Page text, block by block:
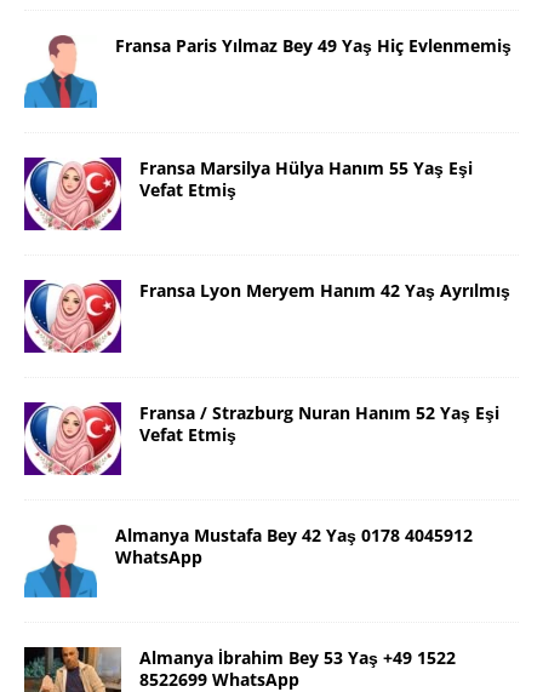
Fransa Paris Yılmaz Bey 49 Yaş Hiç Evlenmemiş
Fransa Marsilya Hülya Hanım 55 Yaş Eşi
Vefat Etmiş
Fransa Lyon Meryem Hanım 42 Yaş Ayrılmış
Fransa / Strazburg Nuran Hanım 52 Yaş Eşi
Vefat Etmiş
Almanya Mustafa Bey 42 Yaş 0178 4045912
WhatsApp
Almanya İbrahim Bey 53 Yaş +49 1522
8522699 WhatsApp